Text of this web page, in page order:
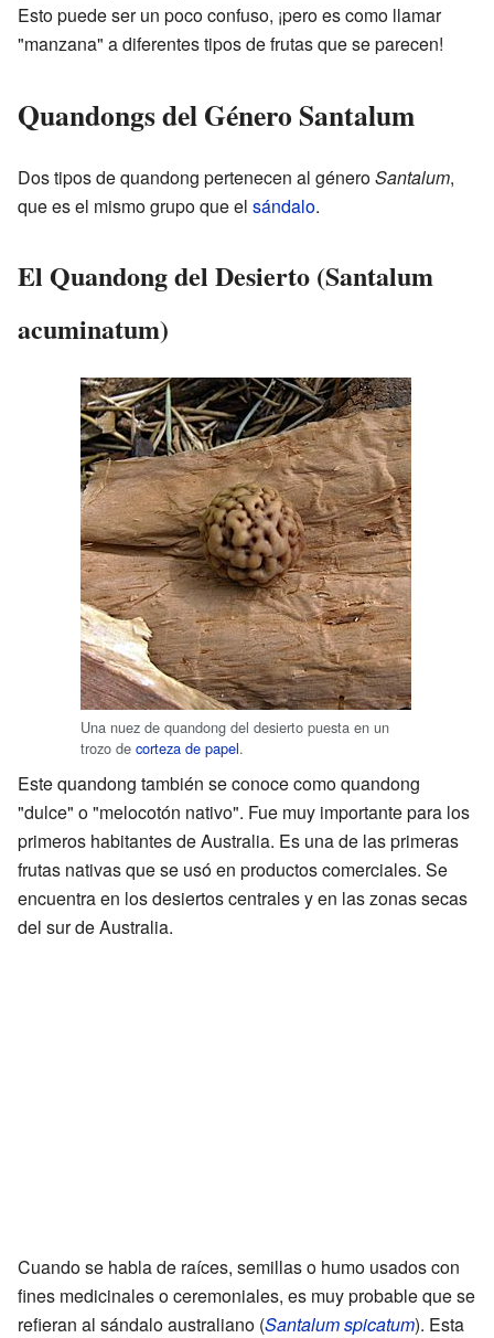
Esto puede ser un poco confuso, ¡pero es como llamar
"manzana" a diferentes tipos de frutas que se parecen!
Quandongs del Género Santalum
Dos tipos de quandong pertenecen al géneroSantalum,
que es el mismo grupo que el sándalo.
El Quandong del Desierto (Santalum
acuminatum)
Una nuez de quandong del desierto puesta en un
trozo de corteza de papel.
Este quandong también se conoce como quandong
"dulce" o "melocotón nativo". Fue muy importante para los
primeros habitantes de Australia. Es una de las primeras
frutas nativas que se usó en productos comerciales. Se
encuentra en los desiertos centrales y en las zonas secas
del sur de Australia.
Cuando se habla de raíces, semillas o humo usados con
fines medicinales o ceremoniales, es muy probable que se
refieran al sándalo australiano (Santalum spicatum). Esta